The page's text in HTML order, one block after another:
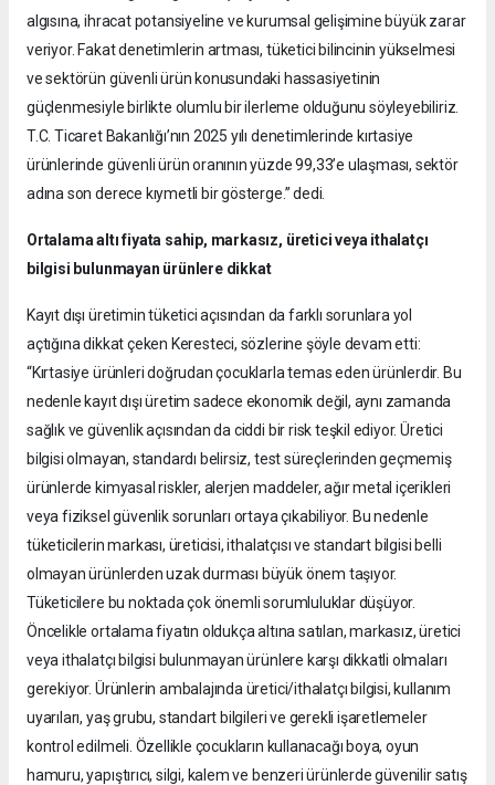
algısına, ihracat potansiyeline ve kurumsal gelişimine büyük zarar
veriyor. Fakat denetimlerin artması, tüketici bilincinin yükselmesi
ve sektörün güvenli ürün konusundaki hassasiyetinin
güçlenmesiyle birlikte olumlu bir ilerleme olduğunu söyleyebiliriz.
T.C. Ticaret Bakanlığı’nın 2025 yılı denetimlerinde kırtasiye
ürünlerinde güvenli ürün oranının yüzde 99,33’e ulaşması, sektör
adına son derece kıymetli bir gösterge.” dedi.
Ortalama altı fiyata sahip, markasız, üretici veya ithalatçı
bilgisi bulunmayan ürünlere dikkat
Kayıt dışı üretimin tüketici açısından da farklı sorunlara yol
açtığına dikkat çeken Keresteci, sözlerine şöyle devam etti:
“Kırtasiye ürünleri doğrudan çocuklarla temas eden ürünlerdir. Bu
nedenle kayıt dışı üretim sadece ekonomik değil, aynı zamanda
sağlık ve güvenlik açısından da ciddi bir risk teşkil ediyor. Üretici
bilgisi olmayan, standardı belirsiz, test süreçlerinden geçmemiş
ürünlerde kimyasal riskler, alerjen maddeler, ağır metal içerikleri
veya fiziksel güvenlik sorunları ortaya çıkabiliyor. Bu nedenle
tüketicilerin markası, üreticisi, ithalatçısı ve standart bilgisi belli
olmayan ürünlerden uzak durması büyük önem taşıyor.
Tüketicilere bu noktada çok önemli sorumluluklar düşüyor.
Öncelikle ortalama fiyatın oldukça altına satılan, markasız, üretici
veya ithalatçı bilgisi bulunmayan ürünlere karşı dikkatli olmaları
gerekiyor. Ürünlerin ambalajında üretici/ithalatçı bilgisi, kullanım
uyarıları, yaş grubu, standart bilgileri ve gerekli işaretlemeler
kontrol edilmeli. Özellikle çocukların kullanacağı boya, oyun
hamuru, yapıştırıcı, silgi, kalem ve benzeri ürünlerde güvenilir satış